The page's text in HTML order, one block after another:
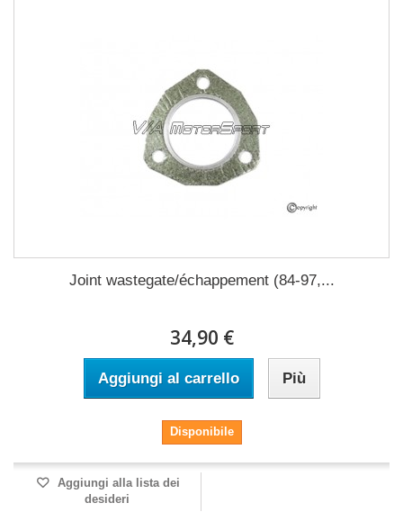
Joint wastegate/échappement (84-97,...
34,90 €
Aggiungi al carrello Più
Disponibile
Aggiungi alla lista dei
desideri